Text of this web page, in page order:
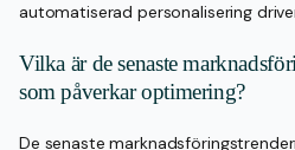
automatiserad personalisering
Vilka är de senaste
som påverkar optimering?
De senaste